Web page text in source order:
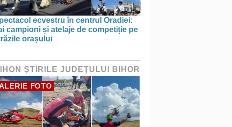
ecvestru în centrul Oradiei:
campioni și atelaje de competiție pe
orașului
ŞTIRILE JUDEŢULUI BIHOR
FOTO